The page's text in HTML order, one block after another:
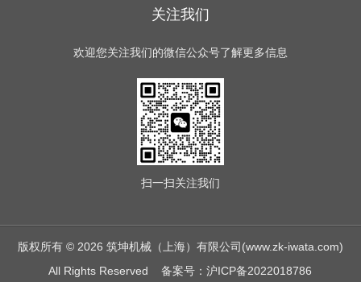
关注我们
欢迎您关注我们的微信公众号了解更多信息
扫一扫关注我们
版权所有 © 2026 筑坤机械（上海）有限公司(www.zk-iwata.com)
All Rights Reserved备案号：沪ICP备2022018786